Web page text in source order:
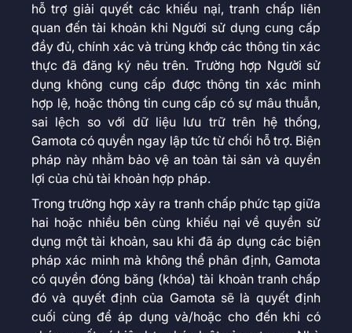
hỗ trợ giải quyết các khiếu nại, tranh chấp liên
quan đến tài khoản khi Người sử dụng cung cấp
đầy đủ, chính xác và trùng khớp các thông tin xác
thực đã đăng ký nêu trên. Trường hợp Người sử
dụng không cung cấp được thông tin xác minh
hợp lệ, hoặc thông tin cung cấp có sự mâu thuẫn,
sai lệch so với dữ liệu lưu trữ trên hệ thống,
Gamota có quyền ngay lập tức từ chối hỗ trợ. Biện
pháp này nhằm bảo vệ an toàn tài sản và quyền
lợi của chủ tài khoản hợp pháp.
Trong trường hợp xảy ra tranh chấp phức tạp giữa
hai hoặc nhiều bên cùng khiếu nại về quyền sử
dụng một tài khoản, sau khi đã áp dụng các biện
pháp xác minh mà không thể phân định, Gamota
có quyền đóng băng (khóa) tài khoản tranh chấp
đó và quyết định của Gamota sẽ là quyết định
cuối cùng để áp dụng và/hoặc cho đến khi có